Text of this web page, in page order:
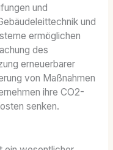
und
und
ermöglichen
des
erneuerbarer
von Maßnahmen
ihre CO2-
senken.